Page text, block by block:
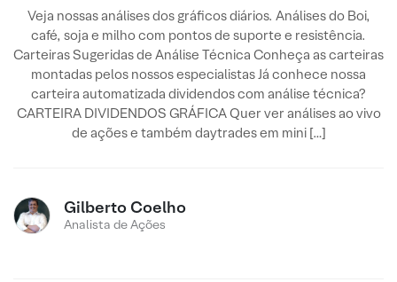
Veja nossas análises dos gráficos diários. Análises do Boi,
café, soja e milho com pontos de suporte e resistência.
Carteiras Sugeridas de Análise Técnica Conheça as carteiras
montadas pelos nossos especialistas Já conhece nossa
carteira automatizada dividendos com análise técnica?
CARTEIRA DIVIDENDOS GRÁFICA Quer ver análises ao vivo
de ações e também daytrades em mini […]
Gilberto Coelho
Analista de Ações